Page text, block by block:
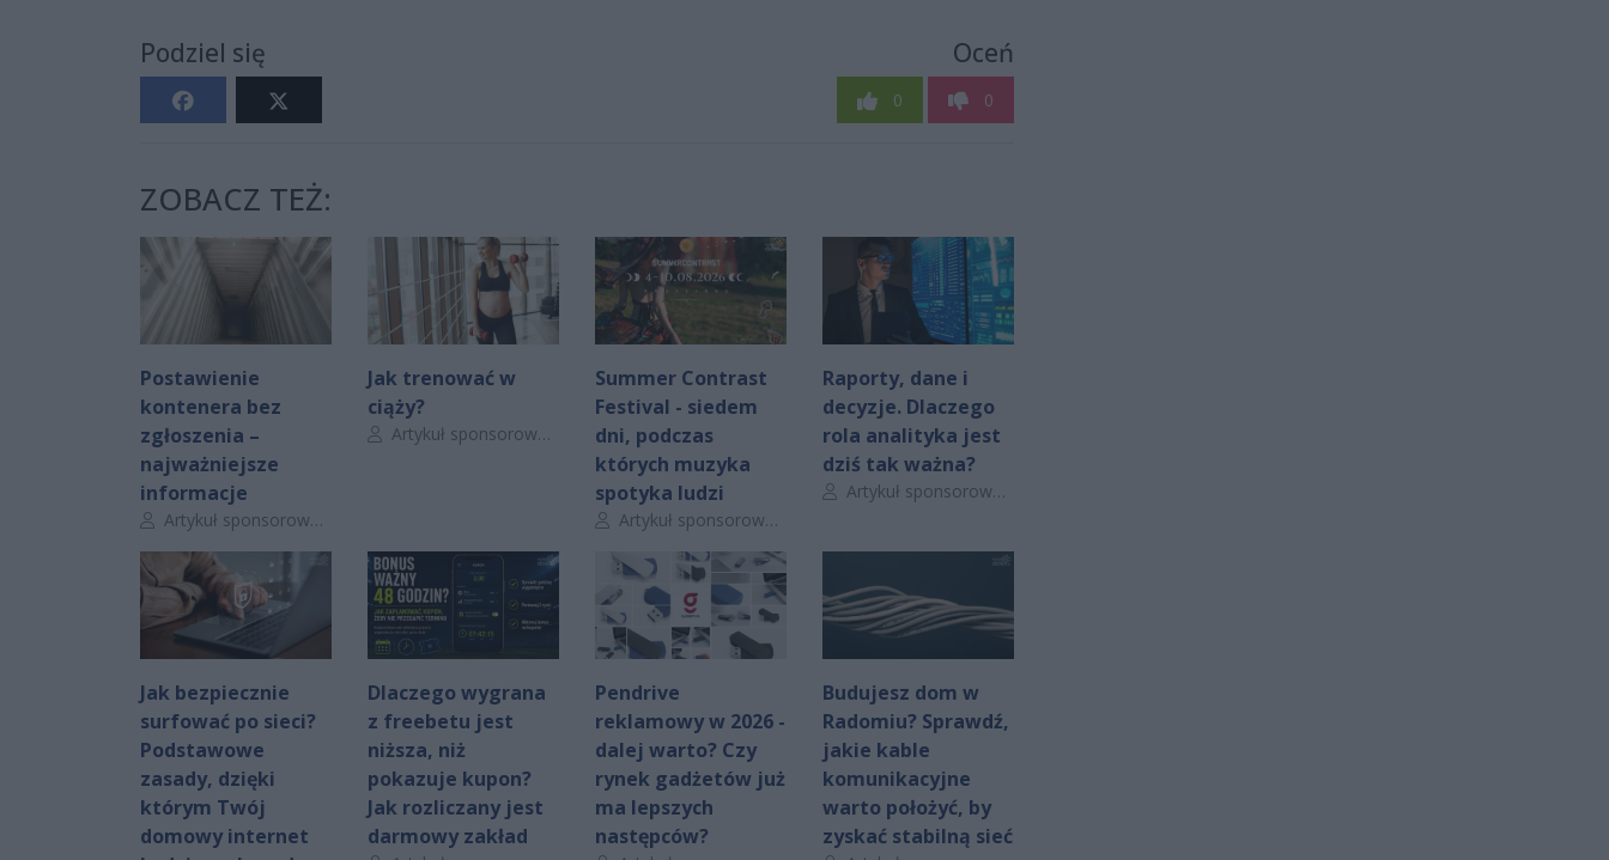
Podziel się Oceń
0 0
ZOBACZ TEŻ:
Postawienie
kontenera bez
zgłoszenia –
najważniejsze
informacje
Autor artykułu:
Artykuł sponsorowany
Jak trenować w
ciąży?
Autor artykułu:
Artykuł sponsorowany
Summer Contrast
Festival - siedem
dni, podczas
których muzyka
spotyka ludzi
Autor artykułu:
Artykuł sponsorowany
Raporty, dane i
decyzje. Dlaczego
rola analityka jest
dziś tak ważna?
Autor artykułu:
Artykuł sponsorowany
Jak bezpiecznie
surfować po sieci?
Podstawowe
zasady, dzięki
którym Twój
domowy internet
Dlaczego wygrana
z freebetu jest
niższa, niż
pokazuje kupon?
Jak rozliczany jest
darmowy zakład
Pendrive
reklamowy w 2026 -
dalej warto? Czy
rynek gadżetów już
ma lepszych
następców?
Budujesz dom w
Radomiu? Sprawdź,
jakie kable
komunikacyjne
warto położyć, by
zyskać stabilną sieć